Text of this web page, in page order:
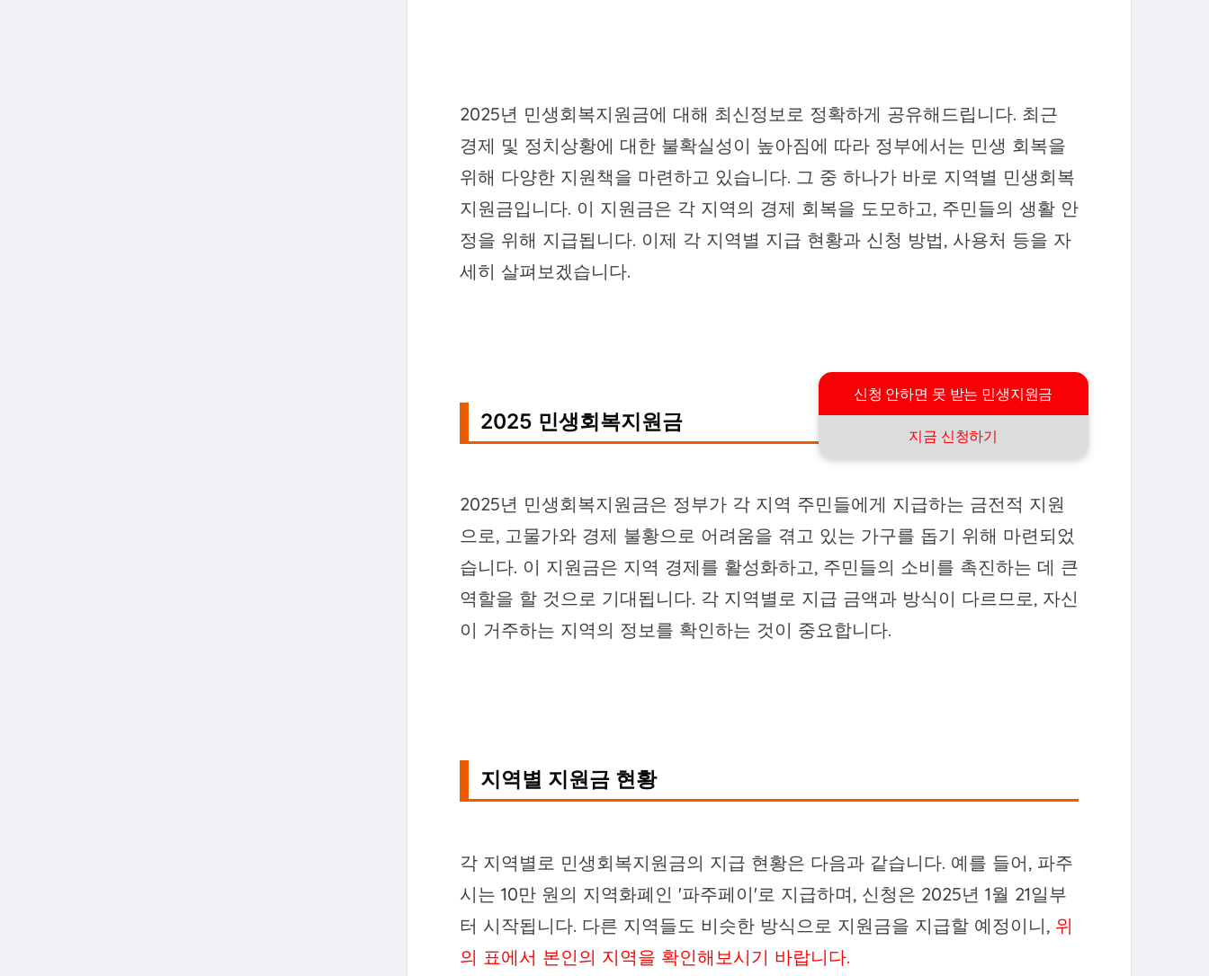
2025년 민생회복지원금에 대해 최신정보로 정확하게 공유해드립니다. 최근
경제 및 정치상황에 대한 불확실성이 높아짐에 따라 정부에서는 민생 회복을
위해 다양한 지원책을 마련하고 있습니다. 그 중 하나가 바로 지역별 민생회복
지원금입니다. 이 지원금은 각 지역의 경제 회복을 도모하고, 주민들의 생활 안
정을 위해 지급됩니다. 이제 각 지역별 지급 현황과 신청 방법, 사용처 등을 자
세히 살펴보겠습니다.
2025 민생회복지원금
2025년 민생회복지원금은 정부가 각 지역 주민들에게 지급하는 금전적 지원
으로, 고물가와 경제 불황으로 어려움을 겪고 있는 가구를 돕기 위해 마련되었
습니다. 이 지원금은 지역 경제를 활성화하고, 주민들의 소비를 촉진하는 데 큰
역할을 할 것으로 기대됩니다. 각 지역별로 지급 금액과 방식이 다르므로, 자신
이 거주하는 지역의 정보를 확인하는 것이 중요합니다.
지역별 지원금 현황
각 지역별로 민생회복지원금의 지급 현황은 다음과 같습니다. 예를 들어, 파주
시는 10만 원의 지역화폐인 '파주페이'로 지급하며, 신청은 2025년 1월 21일부
터 시작됩니다. 다른 지역들도 비슷한 방식으로 지원금을 지급할 예정이니, 위
의 표에서 본인의 지역을 확인해보시기 바랍니다.
신청 안하면 못 받는 민생지원금
지금 신청하기